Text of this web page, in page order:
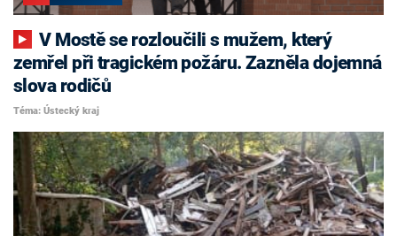
V Mostě se rozloučili s mužem, který
zemřel při tragickém požáru. Zazněla dojemná
slova rodičů
Téma: Ústecký kraj